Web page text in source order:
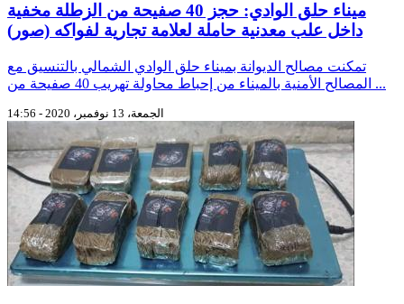
ميناء حلق الوادي: حجز 40 صفيحة من الزطلة مخفية
داخل علب معدنية حاملة لعلامة تجارية لفواكه (صور)
تمكنت مصالح الديوانة بميناء حلق الوادي الشمالي بالتنسيق مع
المصالح الأمنية بالميناء من إحباط محاولة تهريب 40 صفيحة من ...
الجمعة، 13 نوفمبر، 2020 - 14:56